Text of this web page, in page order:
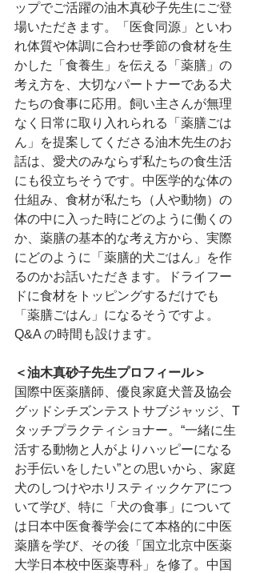
ップでご活躍の油木真砂子先生にご登
場いただきます。「医食同源」といわ
れ体質や体調に合わせ季節の食材を生
かした「食養生」を伝える「薬膳」の
考え方を、大切なパートナーである犬
たちの食事に応用。飼い主さんが無理
なく日常に取り入れられる「薬膳ごは
ん」を提案してくださる油木先生のお
話は、愛犬のみならず私たちの食生活
にも役立ちそうです。中医学的な体の
仕組み、食材が私たち（人や動物）の
体の中に入った時にどのように働くの
か、薬膳の基本的な考え方から、実際
にどのように「薬膳的犬ごはん」を作
るのかお話いただきます。ドライフー
ドに食材をトッピングするだけでも
「薬膳ごはん」になるそうですよ。
Q&A の時間も設けます。
＜油木真砂子先生プロフィール＞
国際中医薬膳師、優良家庭犬普及協会
グッドシチズンテストサブジャッジ、T
タッチプラクティショナー。“一緒に生
活する動物と人がよりハッピーになる
お手伝いをしたい”との思いから、家庭
犬のしつけやホリスティックケアにつ
いて学び、特に「犬の食事」について
は日本中医食養学会にて本格的に中医
薬膳を学び、その後「国立北京中医薬
大学日本校中医薬専科」を修了。中国